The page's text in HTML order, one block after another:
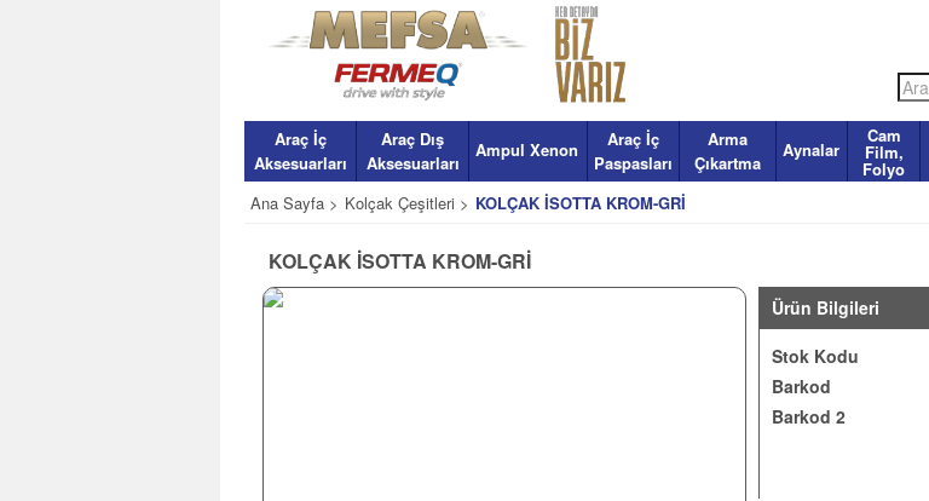
Araç İç
Aksesuarları
Araç Dış
Aksesuarları
Ampul Xenon
Araç İç
Paspasları
Arma
Çıkartma
Aynalar
Cam
Film,
Folyo
Ana Sayfa > Kolçak Çeşitleri > KOLÇAK İSOTTA KROM-GRİ
KOLÇAK İSOTTA KROM-GRİ
Ürün Bilgileri
Stok Kodu
Barkod
Barkod 2